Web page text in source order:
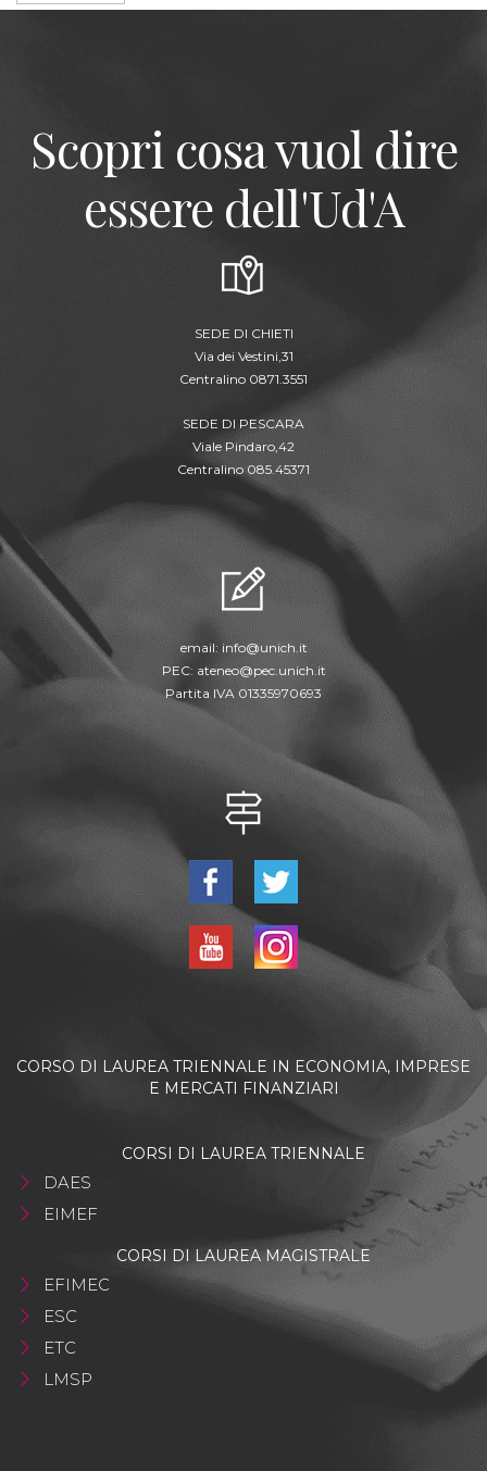
Scopri cosa vuol dire
essere dell'Ud'A
SEDE DI CHIETI
Via dei Vestini,31
Centralino 0871.3551
SEDE DI PESCARA
Viale Pindaro,42
Centralino 085.45371
email: info@unich.it
PEC: ateneo@pec.unich.it
Partita IVA 01335970693
CORSO DI LAUREA TRIENNALE IN ECONOMIA, IMPRESE
E MERCATI FINANZIARI
CORSI DI LAUREA TRIENNALE
DAES
EIMEF
CORSI DI LAUREA MAGISTRALE
EFIMEC
ESC
ETC
LMSP